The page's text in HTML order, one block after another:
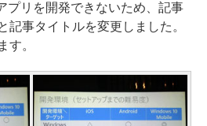
リを開発できないため、記事
記事タイトルを変更しました。
す。